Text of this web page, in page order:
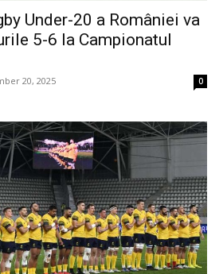
Under-20 a României va
5-6 la Campionatul
20, 2025 0